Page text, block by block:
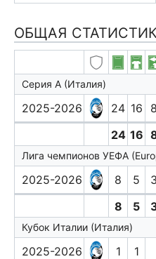
ОБЩАЯ
Серия А (Италия)
2025-2026 24 16 8
24 16
Лига чемпионов УЕФА
2025-2026 8 5 3
8
5
Кубок Италии (Италия)
2025-2026 1 1